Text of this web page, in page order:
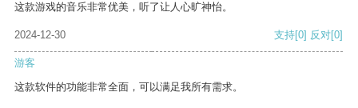
这款游戏的音乐非常优美，听了让人心旷神怡。
2024-12-30 支持[0] 反对[0]
游客
这款软件的功能非常全面，可以满足我所有需求。